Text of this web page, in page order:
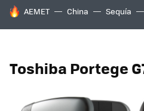
HOY SE HABLA DE
AEMET China Sequía
Toshiba Portege